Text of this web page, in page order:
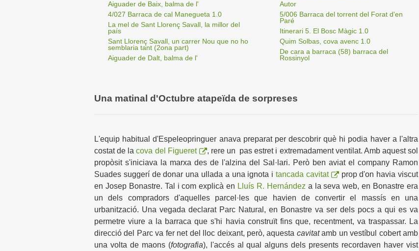
Aiguader de Baix, balma de l'
4/027 Barraca de cal Manegueta 1.0
La mel de Sant Llorenç Savall, la millor del
país
Sant Llorenç Savall, un carrer Nou que no ho
semblaria tant (2ona part)
Aiguader de Dalt, balma de l'
Autor
5/006 Barraca del torrent del Forat d'en
Paré
Itinerari 5. El Bosc Màgic 1.0
Quim Solbas, cova avenc 1.0
De cara a barraca (58) barraca del
Rossinyol
Una matinal d'Octubre atapeïda de sorpreses
L'equip habitual d'Espeleopringuer anava preparat per descobrir què hi podia haver a l'altra
costat de lacova del Figueret
, rere un pas estret i extremadament ventilat. Amb aquest sol
propòsit s'iniciava la marxa des de l'alzina del Sal·lari. Però ben aviat el company Ramon
Suades suggerí de donar una ullada a una ignota i tancada cavitat
prop d'on havia viscut
en Josep Bonastre. Tal i com explicà en Lluís R. Hernández a la seva web, en Bonastre era
un dels compradors d'aquelles parcel·les que havien de convertir el massís en una
urbanització. Una vegada declarat Parc Natural, en Bonastre va ser dels pocs a qui es va
permetre viure a la barraca que s'hi havia construït fins que, recentment, va traspassar. La
direcció del Parc va fer net del lloc deixant, però, aquesta cavitatamb un vestíbul cobert amb
una volta de maons (fotografia), l'accés al qual alguns dels presents recordaven haver vist